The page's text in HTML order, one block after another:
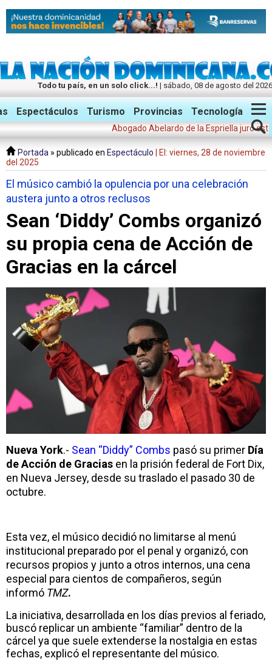
Todo tu país, en un solo click...! | sábado, 08 de agosto del 2026
Twitter Facebook Instagram
Espectáculos Turismo Provincias Tecnología
Abogado Abelardo de la Espriella juró este
Portada » publicado en Espectáculo
| El: viernes, 28 de noviembre
del 2025
El músico cambió la opulencia por una celebración
austera junto a otros reclusos
Sean ‘Diddy’ Combs organizó
su propia cena de Acción de
Gracias en la cárcel
Nueva York.- Sean “Diddy” Combs pasó su primer Día
de Acción de Gracias en la prisión federal de Fort Dix,
en Nueva Jersey, desde su traslado el pasado 30 de
octubre.
Esta vez, el músico decidió no limitarse al menú
institucional preparado por el penal y organizó, con
recursos propios y junto a otros internos, una cena
especial para cientos de compañeros, según
informó TMZ.
La iniciativa, desarrollada en los días previos al feriado,
buscó replicar un ambiente “familiar” dentro de la
cárcel ya que suele extenderse la nostalgia en estas
fechas, explicó el representante del músico.